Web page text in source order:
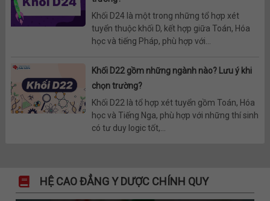
Khối D24 là một trong những tổ hợp xét
tuyển thuộc khối D, kết hợp giữa Toán, Hóa
học và tiếng Pháp, phù hợp với...
Khối D22 gồm những ngành nào? Lưu ý khi
chọn trường?
Khối D22 là tổ hợp xét tuyển gồm Toán, Hóa
học và Tiếng Nga, phù hợp với những thí sinh
có tư duy logic tốt,...
HỆ CAO ĐẲNG Y DƯỢC CHÍNH QUY